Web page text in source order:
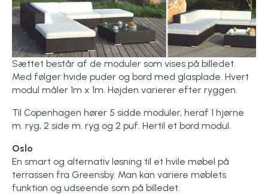
Sættet består af de moduler som vises på billedet.
Med følger hvide puder og bord med glasplade. Hvert
modul måler 1m x 1m. Højden varierer efter ryggen.
Til Copenhagen hører 5 sidde moduler, heraf 1 hjørne
m. ryg, 2 side m. ryg og 2 puf. Hertil et bord modul.
Oslo
En smart og alternativ løsning til et hvile møbel på
terrassen fra Greensby. Man kan variere møblets
funktion og udseende som på billedet.